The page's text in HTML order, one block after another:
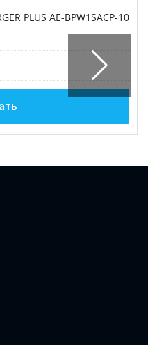
PLUS AE-BPW1SACP-10